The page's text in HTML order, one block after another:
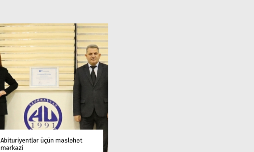
Abituriyentlər üçün məsləhət
mərkəzi